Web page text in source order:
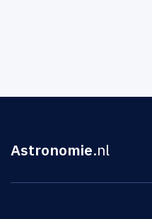
Astronomie.nl